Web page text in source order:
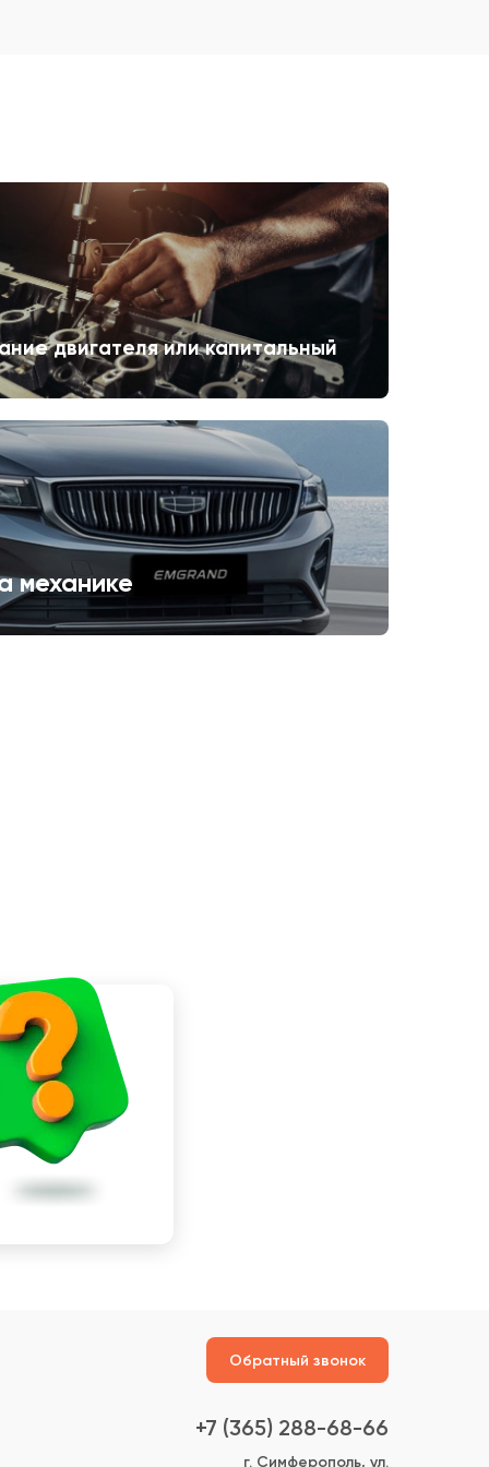
двигателя или капитальный
механике
Обратный звонок
+7 (365) 288-68-66
г. Симферополь, ул.